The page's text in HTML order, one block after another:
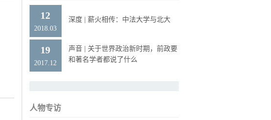
12
2018.03
深度 | 薪火相传：中法大学与北大
19
2017.12
声音 | 关于世界政治新时期，前政要
和著名学者都说了什么
人物专访